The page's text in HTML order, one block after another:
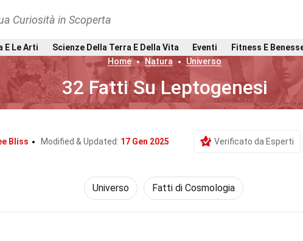
Curiosità in Scoperta
E Le Arti Scienze Della Terra E Della Vita Eventi
Fitness E
Home
Natura Universo
32 Fatti Su Leptogenesi
Bliss Modified & Updated: 17 Gen 2025 Verificato da Esperti
Universo Fatti di Cosmologia